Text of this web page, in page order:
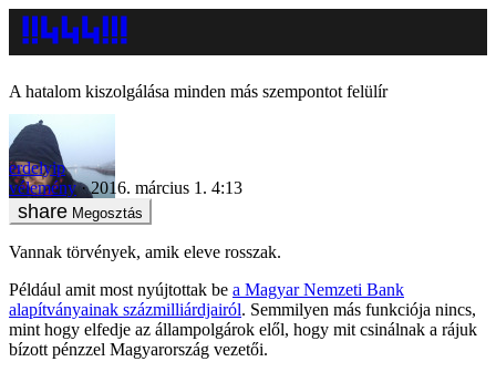
A hatalom kiszolgálása minden más szempontot felülír
erdelyip
vélemény
2016. március 1. 4:13
Megosztás
Vannak törvények, amik eleve rosszak.
Például amit most nyújtottak be a Magyar Nemzeti Bank
alapítványainak százmilliárdjairól. Semmilyen más funkciója nincs,
mint hogy elfedje az állampolgárok elől, hogy mit csinálnak a rájuk
bízott pénzzel Magyarország vezetői.